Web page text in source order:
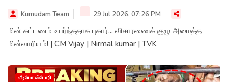
Kumudam Team 29 Jul 2026, 07:26 PM
மின் கட்டணம் உயர்ந்ததாக புகார்... விசாரணைக் குழு அமைத்த
மின்வாரியம்! | CM Vijay | Nirmal kumar | TVK
வீடியோ ஸ்டோரி